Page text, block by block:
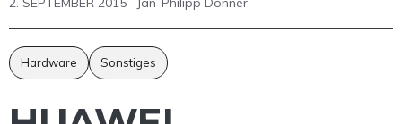
Hardware Sonstiges